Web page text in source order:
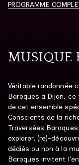
PROGRAMME
MUSIQUE
Véritable randonnée
Baroques à Dijon, ce
de cet ensemble
Conscients de la
Traversées
explorer, (re)-
dédiés ou non à la
Baroques invitent